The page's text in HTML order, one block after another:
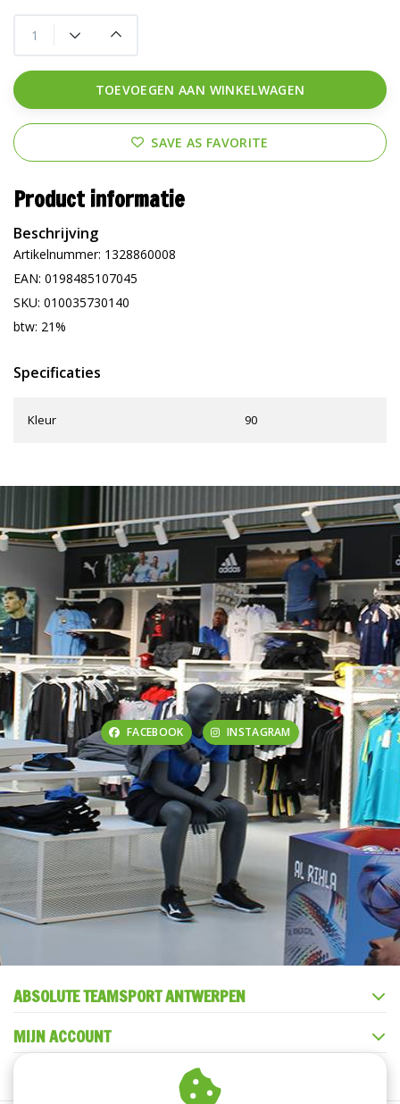
TOEVOEGEN AAN WINKELWAGEN
SAVE AS FAVORITE
Product informatie
Beschrijving
Artikelnummer: 1328860008
EAN: 0198485107045
SKU: 010035730140
btw: 21%
Specificaties
Kleur 90
FACEBOOK INSTAGRAM
ABSOLUTE TEAMSPORT ANTWERPEN
MIJN ACCOUNT